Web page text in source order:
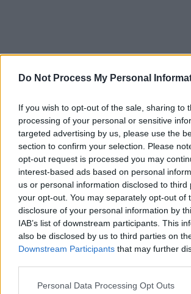
Do Not Process My Personal
If you wish to opt-out of the sale, sharing to
processing of your personal or sensitive
targeted advertising by us, please use the
section to confirm your selection. Please
opt-out request is processed you may
interest-based ads based on personal
us or personal information disclosed to third
your opt-out. You may separately opt-out of
disclosure of your personal information by
IAB’s list of downstream participants. This
also be disclosed by us to third parties on
Downstream Participants that may further
Personal Data Processing Opt Outs
ad
La începutul lunii martie,Ursula von der
Comisiei Europene) a anunțat că va fi
Acțiune pentru industire, obiectivul fiind
masive pentru modernizarea și
lider mondial.